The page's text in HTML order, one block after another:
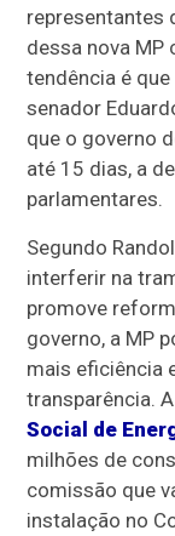
representantes
dessa nova MP
tendência é
senador
que o governo
até 15 dias, a
parlamentares.
Segundo
interferir na
promove
governo, a MP
mais eficiência
transparência.
Social de
milhões de
comissão que
instalação no